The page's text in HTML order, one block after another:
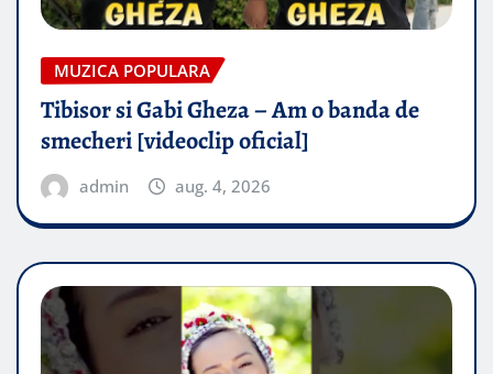
MUZICA POPULARA
Tibisor si Gabi Gheza – Am o banda de
smecheri [videoclip oficial]
admin aug. 4, 2026